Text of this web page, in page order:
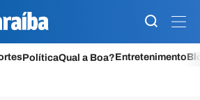
PolíticaQual a Boa?Entretenimento